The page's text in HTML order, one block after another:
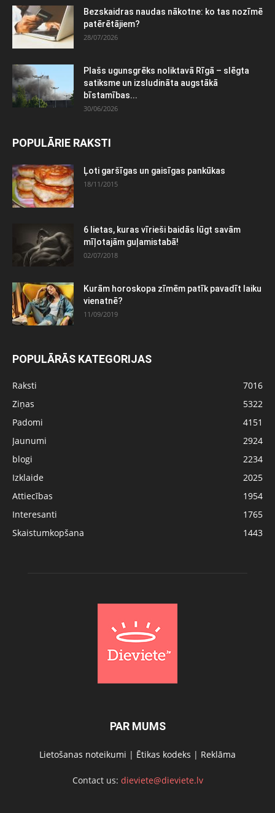
Bezskaidras naudas nākotne: ko tas nozīmē
patērētājiem?
28/07/2026
Plašs ugunsgrēks noliktavā Rīgā – slēgta
satiksme un izsludināta augstākā
bīstamības...
30/06/2026
POPULĀRIE RAKSTI
Ļoti garšīgas un gaisīgas pankūkas
18/11/2015
6 lietas, kuras vīrieši baidās lūgt savām
mīļotajām guļamistabā!
02/07/2018
Kurām horoskopa zīmēm patīk pavadīt laiku
vienatnē?
11/09/2019
POPULĀRĀS KATEGORIJAS
Raksti
7016
Ziņas
5322
Padomi
4151
Jaunumi
2924
blogi
2234
Izklaide
2025
Attiecības
1954
Interesanti
1765
Skaistumkopšana
1443
PAR MUMS
Lietošanas noteikumi | Ētikas kodeks | Reklāma
Contact us: dieviete@dieviete.lv